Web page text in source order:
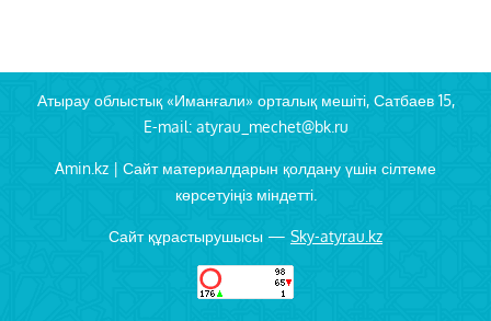
Атырау облыстық «Иманғали» орталық мешіті, Сатбаев 15,
E-mail: atyrau_mechet@bk.ru
Amin.kz | Сайт материалдарын қолдану үшін сілтеме
көрсетуіңіз міндетті.
Сайт құрастырушысы — Sky-atyrau.kz